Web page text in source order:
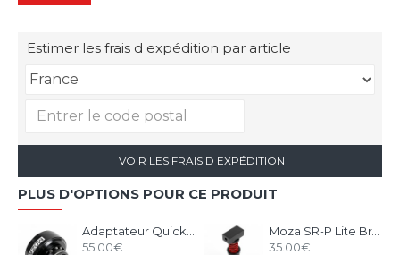
Estimer les frais d expédition par article
VOIR LES FRAIS D EXPÉDITION
PLUS D'OPTIONS POUR CE PRODUIT
55.00€
Moza SR-P Lite Brake Pedal Performance Kit
35.00€